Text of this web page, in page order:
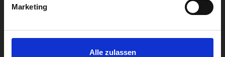
Marketing
Alle zulassen
Krankenhaus Labormanagement